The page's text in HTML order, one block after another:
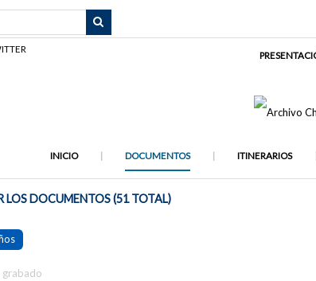
INICIO DOCUMENTOS ITINERARIOS
LOS DOCUMENTOS (51 TOTAL)
grabado